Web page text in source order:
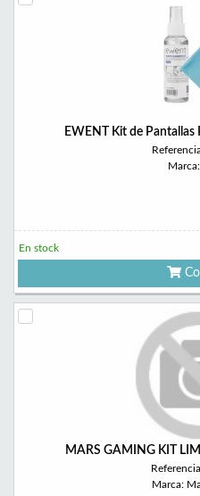
EWENT Kit de
En stock
MARS GAMING KIT
Marca: